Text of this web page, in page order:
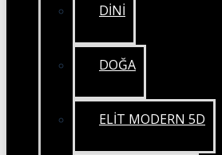
DİNİ
DOĞA
ELİT MODERN 5D